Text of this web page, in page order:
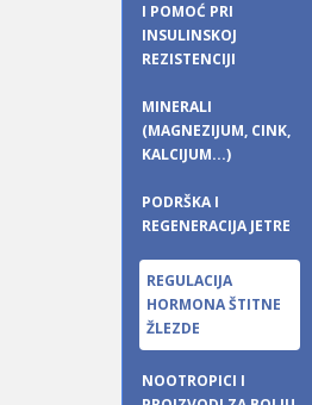
I POMOĆ PRI
INSULINSKOJ
REZISTENCIJI
MINERALI
(MAGNEZIJUM, CINK,
KALCIJUM...)
PODRŠKA I
REGENERACIJA JETRE
REGULACIJA
HORMONA ŠTITNE
ŽLEZDE
NOOTROPICI I